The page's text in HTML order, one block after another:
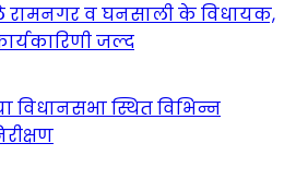
रामनगर व घनसाली के विधायक,
जल्द
विधानसभा स्थित विभिन्न